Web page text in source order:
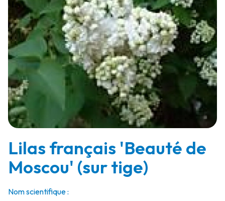
Lilas français 'Beauté de
Moscou' (sur tige)
Nom scientifique :